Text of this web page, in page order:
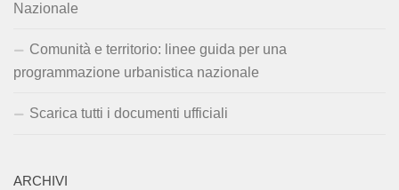
Nazionale
Comunità e territorio: linee guida per una
programmazione urbanistica nazionale
Scarica tutti i documenti ufficiali
ARCHIVI